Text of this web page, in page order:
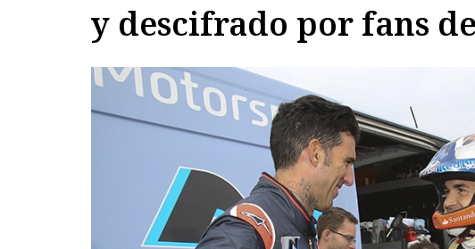
y descifrado por fans